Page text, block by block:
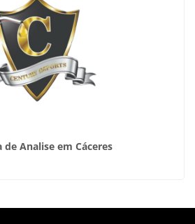
de Analise em Cáceres